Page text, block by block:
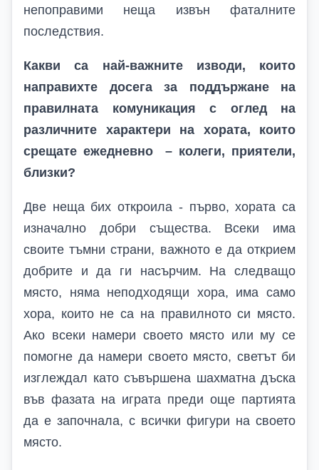
непоправими неща извън фаталните
последствия.
Какви са най-важните изводи, които
направихте досега за поддържане на
правилната комуникация с оглед на
различните характери на хората, които
срещате ежедневно – колеги, приятели,
близки?
Две неща бих откроила - първо, хората са
изначално добри същества. Всеки има
своите тъмни страни, важното е да открием
добрите и да ги насърчим. На следващо
място, няма неподходящи хора, има само
хора, които не са на правилното си място.
Ако всеки намери своето място или му се
помогне да намери своето място, светът би
изглеждал като съвършена шахматна дъска
във фазата на играта преди още партията
да е започнала, с всички фигури на своето
място.